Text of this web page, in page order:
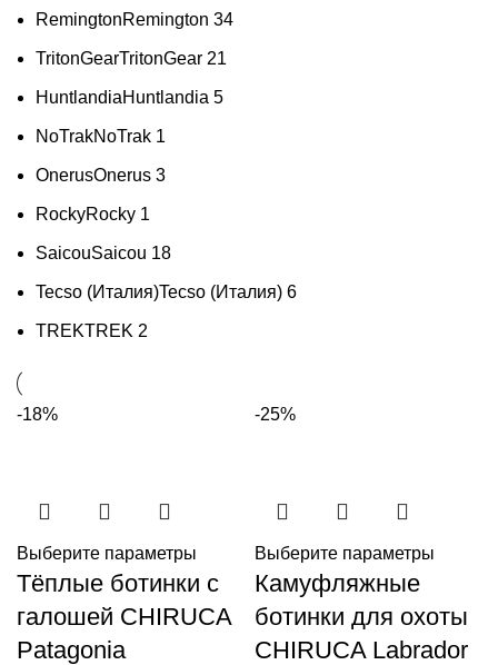
RemingtonRemington 34
TritonGearTritonGear 21
HuntlandiaHuntlandia 5
NoTrakNoTrak 1
OnerusOnerus 3
RockyRocky 1
SaicouSaicou 18
Tecso (Италия)Tecso (Италия) 6
TREKTREK 2
-18%
Выберите параметры
Тёплые ботинки с
галошей CHIRUCA
Patagonia
-25%
Выберите параметры
Камуфляжные
ботинки для охоты
CHIRUCA Labrador